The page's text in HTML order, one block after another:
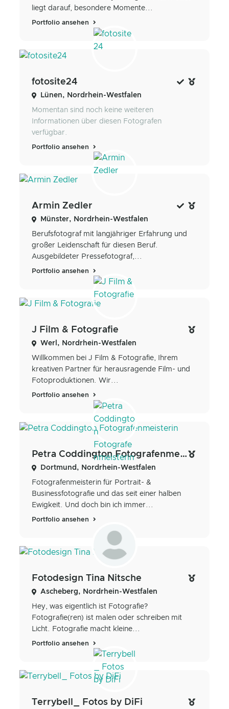
liegt darauf, besondere Momente...
Portfolio ansehen
fotosite24
Lünen, Nordrhein-Westfalen
Momentan sind noch keine weiteren
Informationen über diesen Fotografen
verfügbar.
Portfolio ansehen
Armin Zedler
Münster, Nordrhein-Westfalen
Berufsfotograf mit langjähriger Erfahrung und
großer Leidenschaft für diesen Beruf.
Ausgebildeter Pressefotograf,...
Portfolio ansehen
J Film & Fotografie
Werl, Nordrhein-Westfalen
Willkommen bei J Film & Fotografie, Ihrem
kreativen Partner für herausragende Film- und
Fotoproduktionen. Wir...
Portfolio ansehen
Petra Coddington Fotografenmeisterin
Dortmund, Nordrhein-Westfalen
Fotografenmeisterin für Portrait- &
Businessfotografie und das seit einer halben
Ewigkeit. Und doch bin ich immer...
Portfolio ansehen
Fotodesign Tina Nitsche
Ascheberg, Nordrhein-Westfalen
Hey, was eigentlich ist Fotografie?
Fotografie(ren) ist malen oder schreiben mit
Licht. Fotografie macht kleine...
Portfolio ansehen
Terrybell_ Fotos by DiFi